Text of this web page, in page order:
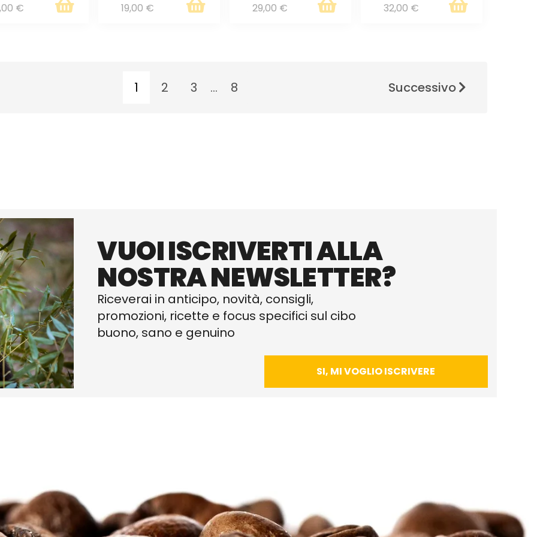
€ 19,00 € 29,00 € 32,00 €
1 2 3 ... 8 Successivo
VUOI ISCRIVERTI ALLA
NOSTRA NEWSLETTER?
Riceverai in anticipo, novità, consigli,
promozioni, ricette e focus specifici sul cibo
buono, sano e genuino
SI, MI VOGLIO ISCRIVERE